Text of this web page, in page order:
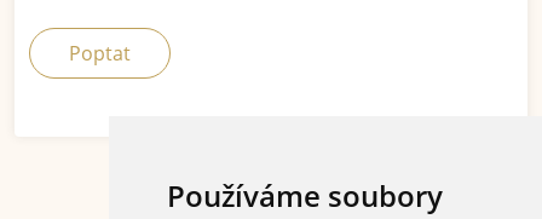
Používáme soubory
Poptat